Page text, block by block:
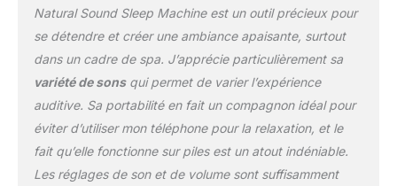
blanc / bruit marron /
bruit rose / forêt tropicale
/ océan / ruisseau /
cheminée / pluie /
tonnerre / vent /
battements de cœur /
nuit d'été (crickets) ou
choisissez parmi 7 pistes
de musique relaxantes
différentes. Son stéréo
Natural Sound Sleep Machine est un outil précieux pour
se détendre et créer une ambiance apaisante, surtout
dans un cadre de spa. J’apprécie particulièrement sa
variété de sonsqui permet de varier l’expérience
auditive. Sa portabilité en fait un compagnon idéal pour
éviter d’utiliser mon téléphone pour la relaxation, et le
fait qu’elle fonctionne sur piles est un atout indéniable.
Les réglages de son et de volume sont suffisamment